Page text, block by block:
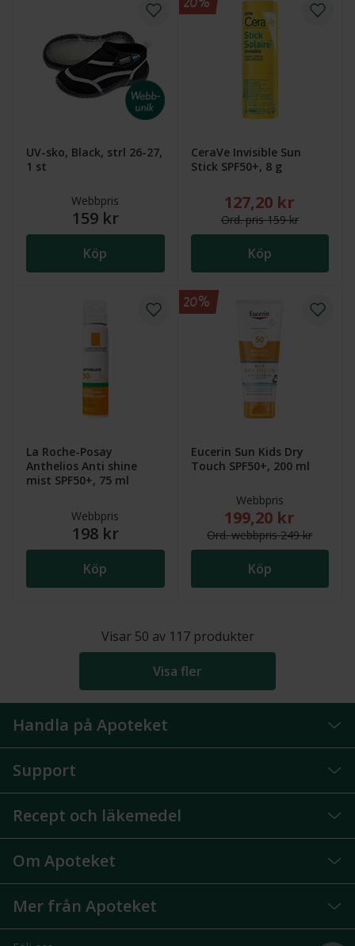
UV-sko, Black, strl 26-27,
1 st
Webbpris
159 kr
Köp
CeraVe Invisible Sun
Stick SPF50+, 8 g
Nytt reducerat
127,20 kr
Ord.pris159 kr
Köp
La Roche-Posay
Anthelios Anti shine
mist SPF50+, 75 ml
Webbpris
198 kr
Köp
Eucerin Sun Kids Dry
Touch SPF50+, 200 ml
Webbpris
Nytt reducerat
199,20 kr
Ord.webbpris249 kr
Köp
20%
Visar 50 av 117produkter
Visa fler
Handla på Apoteket
Support
Recept och läkemedel
Om Apoteket
Mer från Apoteket